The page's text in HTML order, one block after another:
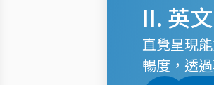
II. 英
直覺呈現
暢度，透